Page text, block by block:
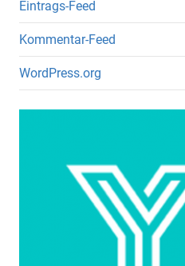
Eintrags-Feed
Kommentar-Feed
WordPress.org